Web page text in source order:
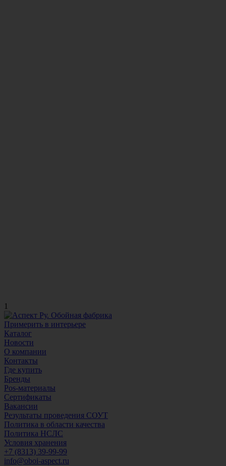
1
Примерить в интерьере
Каталог
Новости
О компании
Контакты
Где купить
Бренды
Pos-материалы
Сертификаты
Вакансии
Результаты проведения СОУТ
Политика в области качества
Политика НСЛС
Условия хранения
+7 (8313) 39-99-99
info@oboi-aspect.ru